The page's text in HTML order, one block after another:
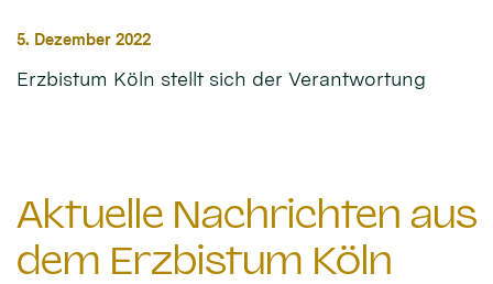
5. Dezember 2022
Erzbistum Köln stellt sich der Verantwortung
Aktuelle Nachrichten aus
dem Erzbistum Köln